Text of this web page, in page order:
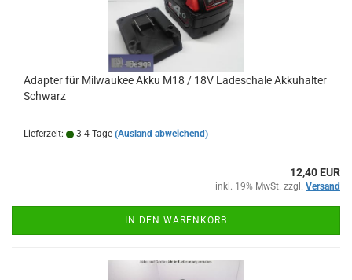
Adapter für Milwaukee Akku M18 / 18V Ladeschale Akkuhalter
Schwarz
Lieferzeit: 3-4 Tage (Ausland abweichend)
12,40 EUR
inkl. 19% MwSt. zzgl. Versand
IN DEN WARENKORB